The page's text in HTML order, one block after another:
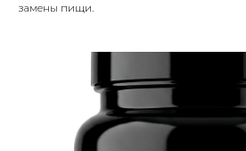
замены пищи.